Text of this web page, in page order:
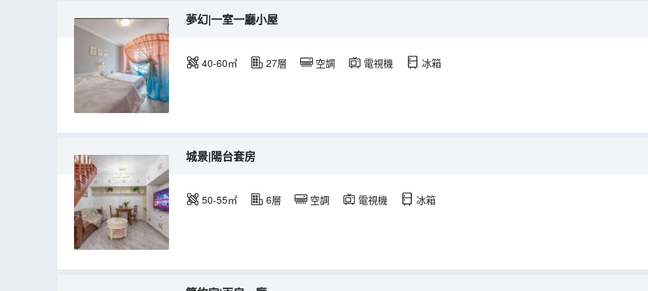
夢幻|一室一廳小屋
40-60㎡ 27層 空調 電視機 冰箱
城景|陽台套房
50-55㎡ 6層 空調 電視機 冰箱